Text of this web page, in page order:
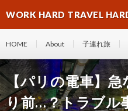
WORK HARD TRAVEL
HOME About 子連れ旅
【パリの電車】
り前…？トラブル